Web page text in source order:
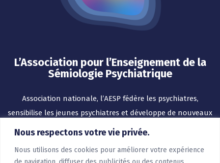
Nous respectons votre vie privée.
Nous utilisons des cookies pour améliorer votre expérience
L’Association pour l’Enseignement de la
Sémiologie Psychiatrique
Association nationale, l’AESP fédère les psychiatres,
sensibilise les jeunes psychiatres et développe de nouveaux
outils pour l’enseignement.